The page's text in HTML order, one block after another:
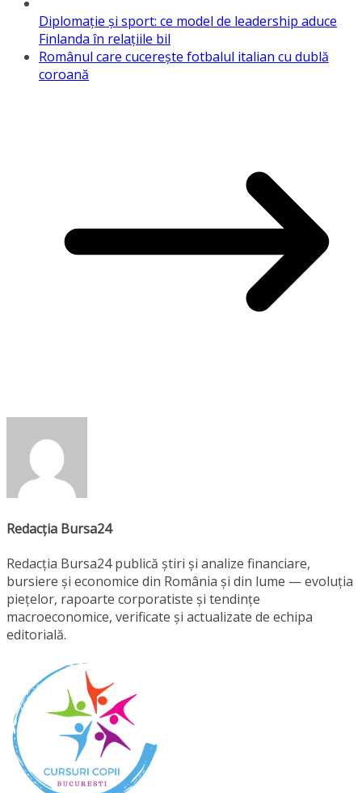
Diplomație și sport: ce model de leadership aduce
Finlanda în relațiile bil
Românul care cucerește fotbalul italian cu dublă
coroană
Redacția Bursa24
Redacția Bursa24 publică știri și analize financiare,
bursiere și economice din România și din lume — evoluția
piețelor, rapoarte corporatiste și tendințe
macroeconomice, verificate și actualizate de echipa
editorială.